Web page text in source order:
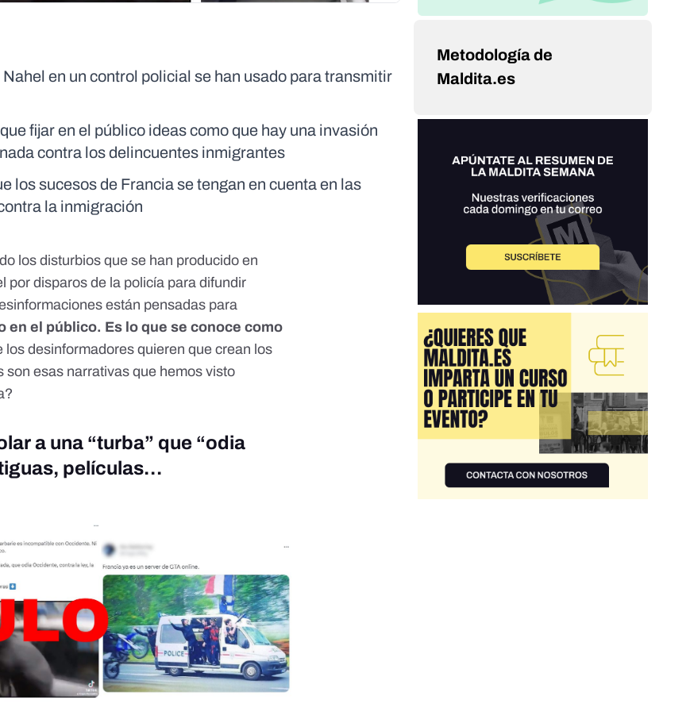
en un control policial se han usado para transmitir
fijar en el público ideas como que hay una invasión
contra los delincuentes inmigrantes
los sucesos de Francia se tengan en cuenta en las
la inmigración
los disturbios que se han producido en
por disparos de la policía para difundir
están pensadas para
en el público. Es lo que se conoce como
los desinformadores quieren que crean los
esas narrativas que hemos visto
a una “turba” que “odia
películas…
Metodología de
Maldita.es